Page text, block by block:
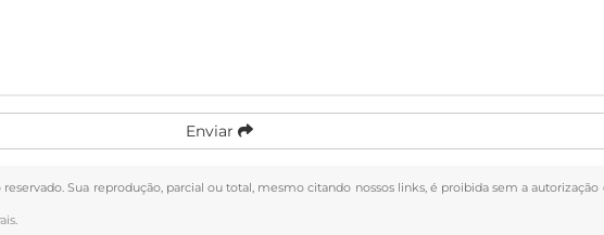
Enviar
Sua reprodução, parcial ou total, mesmo citando nossos links, é proibida sem a
.